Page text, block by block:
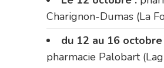
Charignon-Dumas (La
du 12 au 16 octobre
pharmacie Palobart